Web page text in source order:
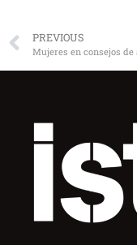
PREVIOUS